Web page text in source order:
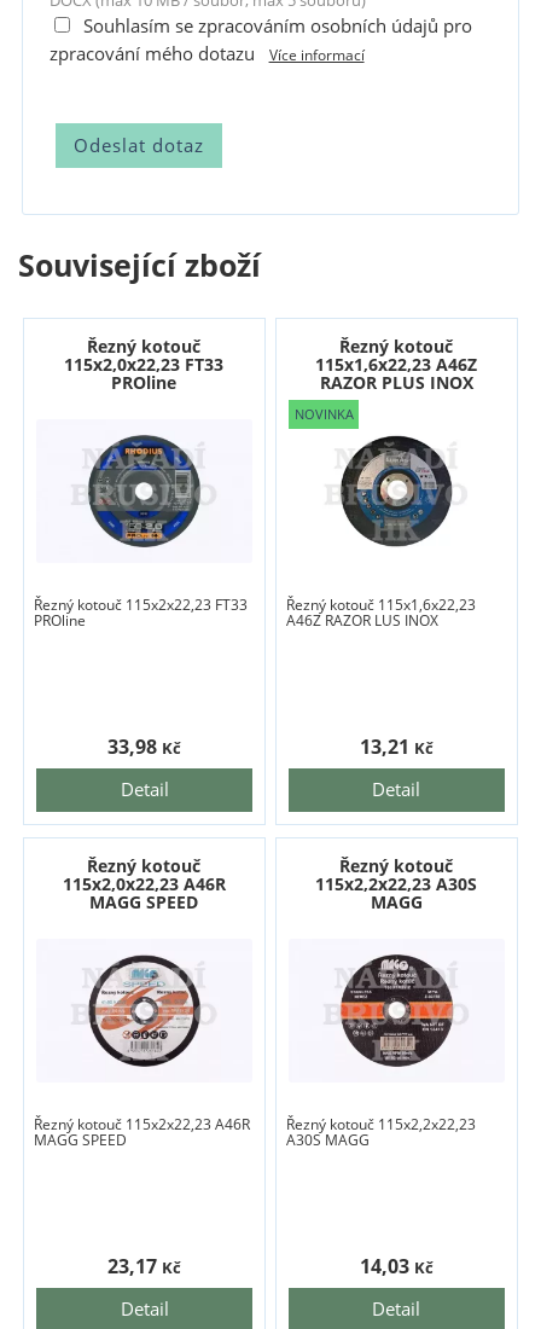
Souhlasím se zpracováním osobních údajů pro
zpracování mého dotazu
Více informací
Související zboží
Řezný kotouč
115x2,0x22,23 FT33
PROline
Řezný kotouč 115x2x22,23 FT33
PROline
Detail
33,98 Kč
Řezný kotouč
115x1,6x22,23 A46Z
RAZOR PLUS INOX
Řezný kotouč 115x1,6x22,23
A46Z RAZOR LUS INOX
Detail
13,21 Kč
Řezný kotouč
115x2,0x22,23 A46R
MAGG SPEED
Řezný kotouč 115x2x22,23 A46R
MAGG SPEED
Detail
23,17 Kč
Řezný kotouč
115x2,2x22,23 A30S
MAGG
Řezný kotouč 115x2,2x22,23
A30S MAGG
Detail
14,03 Kč